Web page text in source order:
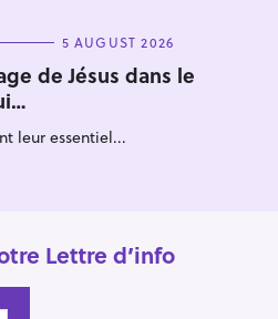
5 AUGUST 2026
de Jésus dans le
leur essentiel...
Lettre d’info